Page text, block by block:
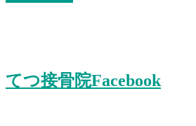
てつ接骨院Facebook